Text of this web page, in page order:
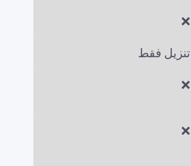
❌
تنزيل فقط
❌
❌